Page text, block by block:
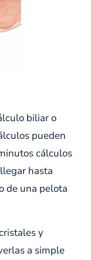
biliar o
pueden
cálculos
hasta
de una pelota
y
a simple